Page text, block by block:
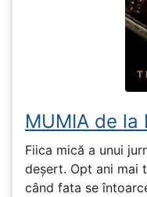
MUMIA de
Fiica mică a unui
deșert. Opt ani mai
când fata se